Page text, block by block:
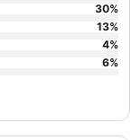
30%
13%
4%
6%